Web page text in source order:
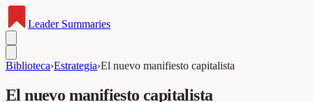
LeaderSummaries
Biblioteca›Estrategia›El nuevo manifiesto capitalista
El nuevo manifiesto capitalista